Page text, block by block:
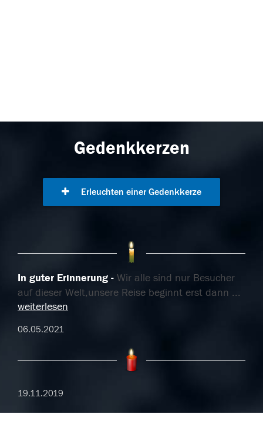
Gedenkkerzen
Erleuchten einer Gedenkkerze
In guter Erinnerung
Wir alle sind nur Besucher
auf dieser Welt,unsere Reise beginnt erst dann ...
weiterlesen
06.05.2021
19.11.2019